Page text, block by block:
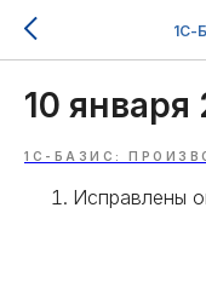
1С-
10 января
1С-БАЗИС:
Исправлены